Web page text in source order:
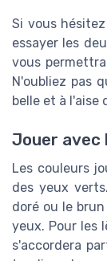
Si vous
essayer les
vous
N'oubliez pas
belle et à l'aise
Jouer avec
Les couleurs
des yeux
doré ou le
yeux. Pour les
s'accordera